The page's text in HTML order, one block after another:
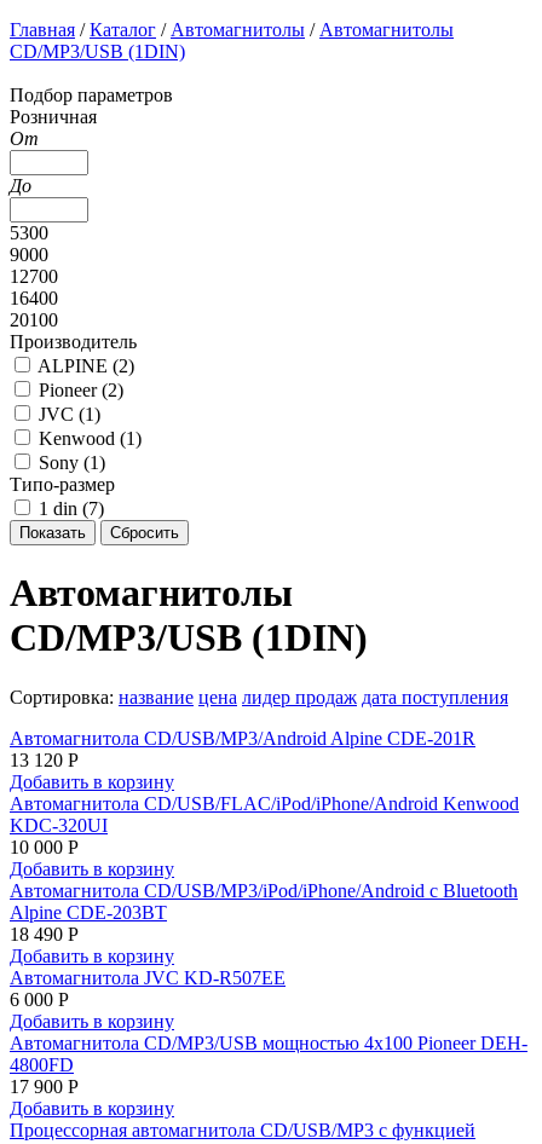
Главная /Каталог / Автомагнитолы / Автомагнитолы
CD/MP3/USB (1DIN)
Подбор параметров
Розничная
От
До
5300
9000
12700
16400
20100
Производитель
ALPINE (2)
Pioneer (2)
JVC (1)
Kenwood (1)
Sony (1)
Типо-размер
1 din (7)
Автомагнитолы
CD/MP3/USB (1DIN)
Сортировка: название цена лидер продаж дата поступления
Автомагнитола CD/USB/MP3/Android Alpine CDE-201R
13 120 Р
Добавить в корзину
Автомагнитола CD/USB/FLAC/iPod/iPhone/Android Kenwood
KDC-320UI
10 000 Р
Добавить в корзину
Автомагнитола CD/USB/MP3/iPod/iPhone/Android с Bluetooth
Alpine CDE-203BT
18 490 Р
Добавить в корзину
Автомагнитола JVC KD-R507EE
6 000 Р
Добавить в корзину
Автомагнитола CD/MP3/USB мощностью 4x100 Pioneer DEH-
4800FD
17 900 Р
Добавить в корзину
Процессорная автомагнитола CD/USB/MP3 с функцией